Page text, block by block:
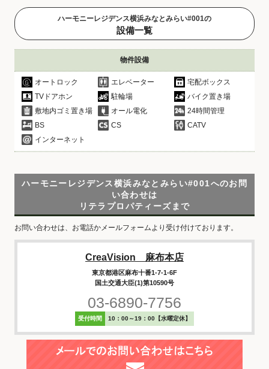
ハーモニーレジデンス横浜みなとみらい#001の
設備一覧
物件設備
オートロック エレベーター
宅配ボックス
TVドアホン
駐輪場
バイク置き場
敷地内ゴミ置き場
オール電化
24時間管理
BS
CS
CATV
インターネット
ハーモニーレジデンス横浜みなとみらい#001へのお問
い合わせは
リテラプロパティーズまで
お問い合わせは、お電話かメールフォームより受け付けております。
CreaVision 麻布本店
東京都港区麻布十番1-7-1-6F
国土交通大臣(1)第10590号
03-6890-7756
受付時間 10：00～19：00【水曜定休】